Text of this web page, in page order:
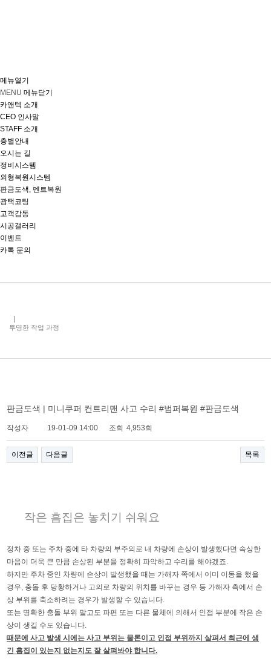
메뉴열기
MENU 메뉴닫기
카앤텍 소개
CEO 인사말
STAFF 소개
층별안내
오시는 길
정비시스템
외형복원시스템
판금도색, 덴트복원
광택코팅
고객감동
시공갤러리
이벤트
카톡 문의
투명한 작업 과정
판금도색 | 미니쿠퍼 컨트리맨 사고 수리 #범퍼복원 #판금도색
작성자 19-01-09 14:00 조회 4,953회
이전글 다음글 목록
작은 흠집은 놓치기 쉬워요
정차 중 또는 주차 중에 타 차량의 부주의로 내 차량에 손상이 발생했다면 속상한
마음이 더욱 큰 만큼 손상된 부분을 정확히 파악하고 수리를 해야겠죠.
하지만 주차 중인 차량에 손상이 발생했을 때는 가해자 쪽에서 이미 이동을 했을
경우, 충돌 후 당황하거나 고의로 차량의 위치를 바꾸는 경우 등 가해자 측에서 손
상 부위를 축소하려는 경우가 발생할 수 있습니다.
또는 명확한 충돌 부위 말고도 파편 또는 다른 물체에 의해서 인접 부분에 작은 손
상이 생길 수도 있습니다.
때문에 사고 발생 시에는 사고 부위는 물론이고 인접 부위까지 살펴서 최근에 생
긴 흠집이 있는지 없는지도 잘 살펴봐야 합니다.